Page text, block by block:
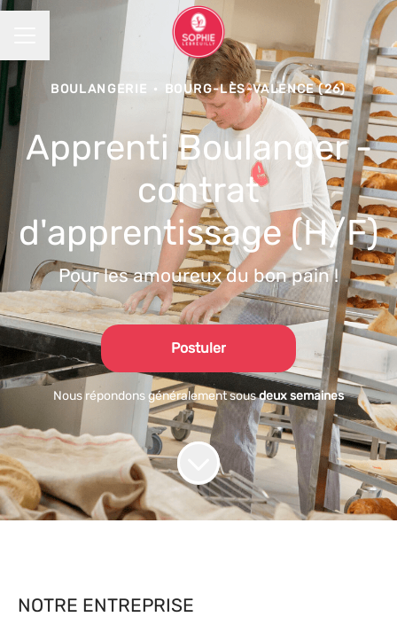
BOULANGERIE · BOURG-LÈS-VALENCE (26)
Apprenti Boulanger -
contrat
d'apprentissage (H/F)
Pour les amoureux du bon pain !
Postuler
Nous répondons généralement sousdeux semaines
NOTRE ENTREPRISE